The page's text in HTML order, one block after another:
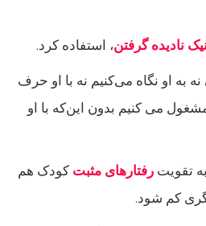
نادیده گرفتن، استفاده کرد.
به او نگاه می‌کنیم نه با او حرف
می کنیم بدون این‌که با او
به تقویت رفتارهای مثبت کودک هم
کم شود.